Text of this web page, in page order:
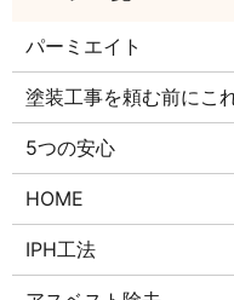
パーミエイト
塗装工事を頼む前にこ
5つの安心
HOME
IPH工法